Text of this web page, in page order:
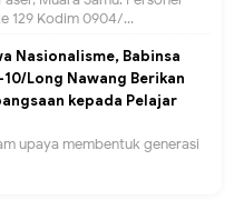
129 Kodim 0904/...
Nasionalisme, Babinsa
Long Nawang Berikan
kepada Pelajar
upaya membentuk generasi